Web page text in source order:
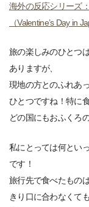
海外の反応シリー
（Valentine’s Day in
旅の楽しみのひとつ
ありますが、
現地の方とのふれあ
ひとつですね！特に
どの国にもおふくろ
私にとっては何とい
です！
旅行先で食べたもの
きり口に合わなくて